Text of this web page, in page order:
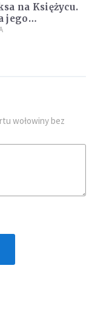
na Księżycu.
jego
do
wołowiny bez